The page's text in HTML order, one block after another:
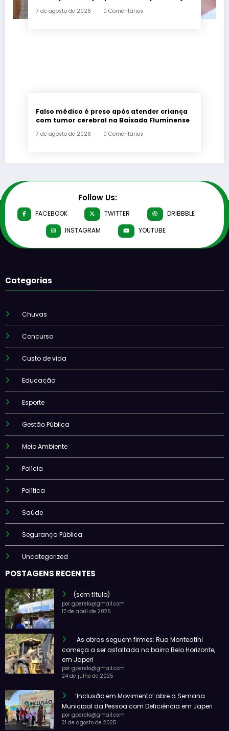
7 de agosto de 2026 0 Comentários
Falso médico é preso após atender criança
com tumor cerebral na Baixada Fluminense
7 de agosto de 2026 0 Comentários
Follow Us:
FACEBOOK TWITTER
DRIBBBLE
INSTAGRAM
YOUTUBE
Categorias
Chuvas
Concurso
Custo de vida
Educação
Esporte
Gestão Pública
Meio Ambiente
Polícia
Política
Saúde
Segurança Pública
Uncategorized
POSTAGENS RECENTES
(sem título)
por gperelo@gmail.com
17 de abril de 2025
As obras seguem firmes: Rua Monteatini
começa a ser asfaltada no bairro Belo Horizonte,
em Japeri
por gperelo@gmail.com
24 de julho de 2025
‘Inclusão em Movimento’ abre a Semana
Municipal da Pessoa com Deficiência em Japeri
por gperelo@gmail.com
21 de agosto de 2025